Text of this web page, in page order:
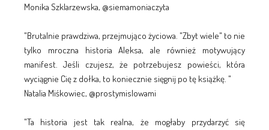
Monika Szklarzewska, @siemamoniaczyta
"Brutalnie prawdziwa, przejmująco życiowa. "Zbyt wiele" to nie
tylko mroczna historia Aleksa, ale również motywujący
manifest. Jeśli czujesz, że potrzebujesz powieści, która
wyciągnie Cię z dołka, to koniecznie sięgnij po tę książkę. "
Natalia Miśkowiec, @prostymislowami
"Ta historia jest tak realna, że mogłaby przydarzyć się